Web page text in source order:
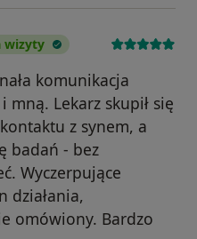
wizyty
komunikacja
Lekarz skupił się
z synem, a
badań - bez
Wyczerpujące
działania,
omówiony. Bardzo